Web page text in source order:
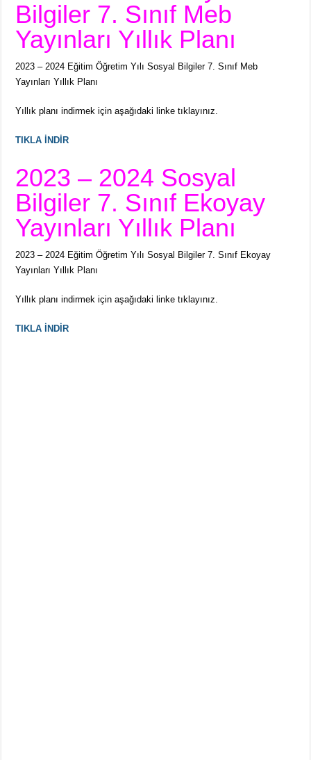
Bilgiler 7. Sınıf Meb
Yayınları Yıllık Planı
2023 – 2024 Eğitim Öğretim Yılı Sosyal Bilgiler 7. Sınıf Meb
Yayınları Yıllık Planı
Yıllık planı indirmek için aşağıdaki linke tıklayınız.
TIKLA İNDİR
2023 – 2024 Sosyal
Bilgiler 7. Sınıf Ekoyay
Yayınları Yıllık Planı
2023 – 2024 Eğitim Öğretim Yılı Sosyal Bilgiler 7. Sınıf Ekoyay
Yayınları Yıllık Planı
Yıllık planı indirmek için aşağıdaki linke tıklayınız.
TIKLA İNDİR